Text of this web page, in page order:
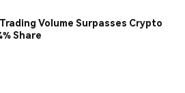
Volume Surpasses Crypto
Share